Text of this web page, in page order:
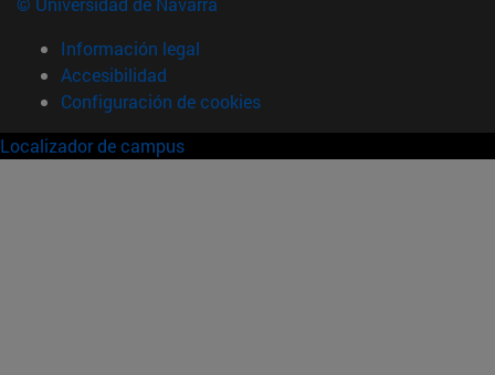
Información legal
Accesibilidad
Configuración de cookies
Localizador de campus